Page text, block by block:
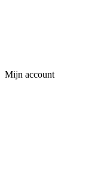
Mijn account